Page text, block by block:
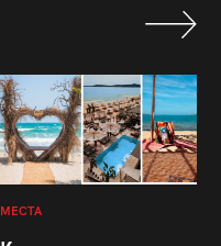
МЕСТА